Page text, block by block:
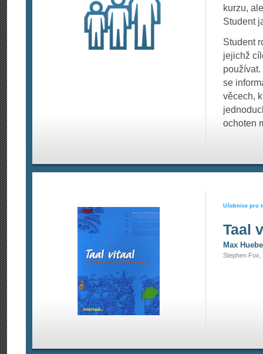
kurzu,
Student
Student
jejichž
se
věcech,
ochoten
Učebnice pro
Taal
Max
Stephen Fox,